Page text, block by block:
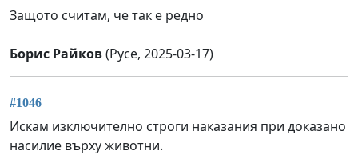
Защото считам, че так е редно
Борис Райков(Русе, 2025-03-17)
#1046
Искам изключително строги наказания при доказано
насилие върху животни.